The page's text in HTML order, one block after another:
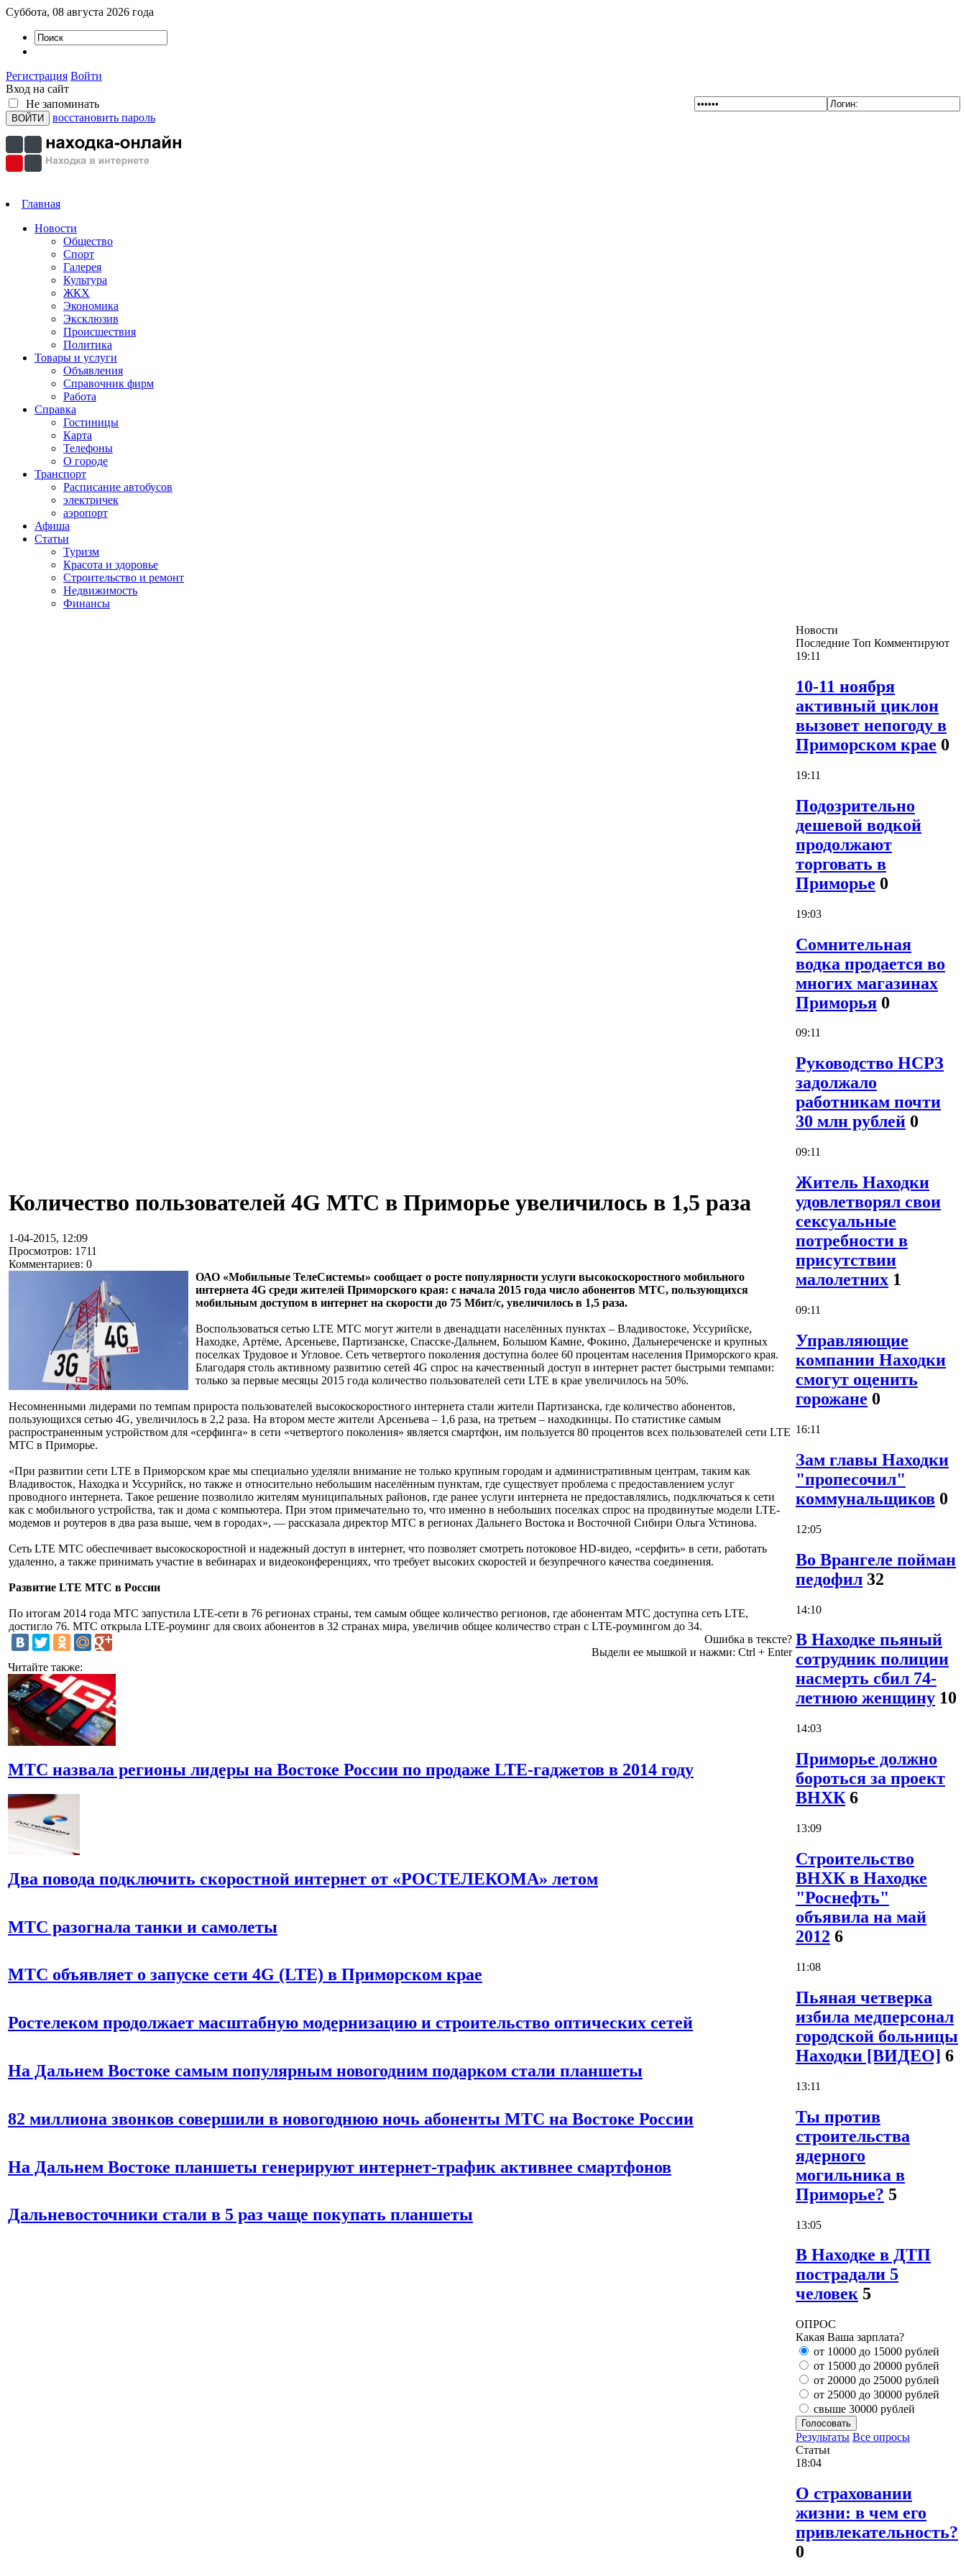
Суббота, 08 августа 2026 года
Регистрация Войти
Вход на сайт
Не запоминать
восстановить пароль
Главная
Новости
Общество
Спорт
Галерея
Культура
ЖКХ
Экономика
Эксклюзив
Проиcшествия
Политика
Товары и услуги
Объявления
Справочник фирм
Работа
Справка
Гостиницы
Карта
Телефоны
О городе
Транспорт
Расписание автобусов
электричек
аэропорт
Афиша
Статьи
Туризм
Красота и здоровье
Строительство и ремонт
Недвижимость
Финансы
Количество пользователей 4G МТС в Приморье увеличилось в 1,5 раза
1-04-2015, 12:09
Просмотров: 1711
Комментариев: 0
ОАО «Мобильные ТелеСистемы» сообщает о росте популярности услуги высокоскоростного мобильного
интернета 4G среди жителей Приморского края: с начала 2015 года число абонентов МТС, пользующихся
мобильным доступом в интернет на скорости до 75 Мбит/с, увеличилось в 1,5 раза.
Воспользоваться сетью LTE МТС могут жители в двенадцати населённых пунктах – Владивостоке, Уссурийске,
Находке, Артёме, Арсеньеве, Партизанске, Спасске-Дальнем, Большом Камне, Фокино, Дальнереченске и крупных
поселках Трудовое и Угловое. Сеть четвертого поколения доступна более 60 процентам населения Приморского края.
Благодаря столь активному развитию сетей 4G спрос на качественный доступ в интернет растет быстрыми темпами:
только за первые месяцы 2015 года количество пользователей сети LTE в крае увеличилось на 50%.
Несомненными лидерами по темпам прироста пользователей высокоскоростного интернета стали жители Партизанска, где количество абонентов,
пользующихся сетью 4G, увеличилось в 2,2 раза. На втором месте жители Арсеньева – 1,6 раза, на третьем – находкинцы. По статистике самым
распространенным устройством для «серфинга» в сети «четвертого поколения» является смартфон, им пользуется 80 процентов всех пользователей сети LTE
МТС в Приморье.
«При развитии сети LTE в Приморском крае мы специально уделяли внимание не только крупным городам и административным центрам, таким как
Владивосток, Находка и Уссурийск, но также и относительно небольшим населённым пунктам, где существует проблема с предоставлением услуг
проводного интернета. Такое решение позволило жителям муниципальных районов, где ранее услуги интернета не предоставлялись, подключаться к сети
как с мобильного устройства, так и дома с компьютера. При этом примечательно то, что именно в небольших поселках спрос на продвинутые модели LTE-
модемов и роутеров в два раза выше, чем в городах», — рассказала директор МТС в регионах Дальнего Востока и Восточной Сибири Ольга Устинова.
Сеть LTE МТС обеспечивает высокоскоростной и надежный доступ в интернет, что позволяет смотреть потоковое HD-видео, «серфить» в сети, работать
удаленно, а также принимать участие в вебинарах и видеоконференциях, что требует высоких скоростей и безупречного качества соединения.
Развитие LTE МТС в России
По итогам 2014 года МТС запустила LTE-сети в 76 регионах страны, тем самым общее количество регионов, где абонентам МТС доступна сеть LTE,
достигло 76. МТС открыла LTE-роуминг для своих абонентов в 32 странах мира, увеличив общее количество стран с LTE-роумингом до 34.
Ошибка в тексте?
Выдели ее мышкой и нажми: Ctrl + Enter
Читайте также:
МТС назвала регионы лидеры на Востоке России по продаже LTE-гаджетов в 2014 году
Два повода подключить скоростной интернет от «РОСТЕЛЕКОМА» летом
МТС разогнала танки и самолеты
МТС объявляет о запуске сети 4G (LTE) в Приморском крае
Ростелеком продолжает масштабную модернизацию и строительство оптических сетей
На Дальнем Востоке самым популярным новогодним подарком стали планшеты
82 миллиона звонков совершили в новогоднюю ночь абоненты МТС на Востоке России
На Дальнем Востоке планшеты генерируют интернет-трафик активнее смартфонов
Дальневосточники стали в 5 раз чаще покупать планшеты
Новости
Последние Топ Комментируют
19:11
10-11 ноября
активный циклон
вызовет непогоду в
Приморском крае 0
19:11
Подозрительно
дешевой водкой
продолжают
торговать в
Приморье 0
19:03
Сомнительная
водка продается во
многих магазинах
Приморья 0
09:11
Руководство НСРЗ
задолжало
работникам почти
30 млн рублей 0
09:11
Житель Находки
удовлетворял свои
сексуальные
потребности в
присутствии
малолетних 1
09:11
Управляющие
компании Находки
смогут оценить
горожане 0
16:11
Зам главы Находки
"пропесочил"
коммунальщиков 0
12:05
Во Врангеле пойман
педофил 32
14:10
В Находке пьяный
сотрудник полиции
насмерть сбил 74-
летнюю женщину 10
14:03
Приморье должно
бороться за проект
ВНХК 6
13:09
Строительство
ВНХК в Находке
"Роснефть"
объявила на май
2012 6
11:08
Пьяная четверка
избила медперсонал
городской больницы
Находки [ВИДЕО] 6
13:11
Ты против
строительства
ядерного
могильника в
Приморье? 5
13:05
В Находке в ДТП
пострадали 5
человек 5
ОПРОС
Какая Ваша зарплата?
от 10000 до 15000 рублей
от 15000 до 20000 рублей
от 20000 до 25000 рублей
от 25000 до 30000 рублей
свыше 30000 рублей
Голосовать
Результаты Все опросы
Статьи
18:04
О страховании
жизни: в чем его
привлекательность?
0